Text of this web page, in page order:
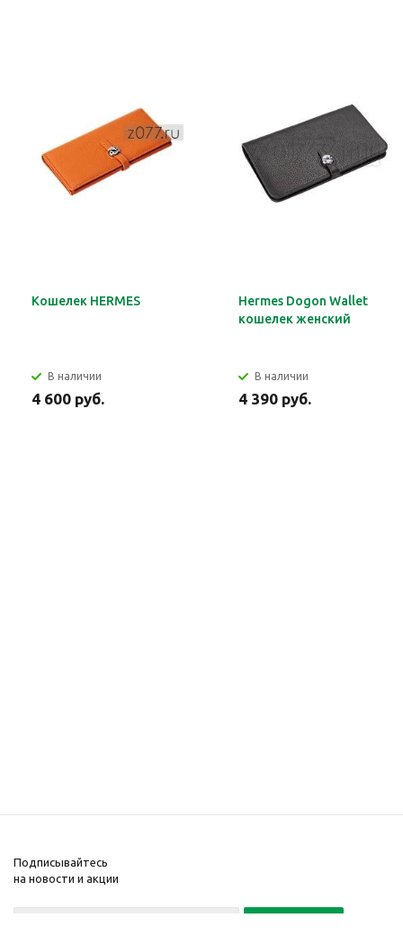
Кошелек HERMES
В наличии
4 600 руб.
Hermes Dogon Wallet
кошелек женский
В наличии
4 390 руб.
Подписывайтесь
на новости и акции